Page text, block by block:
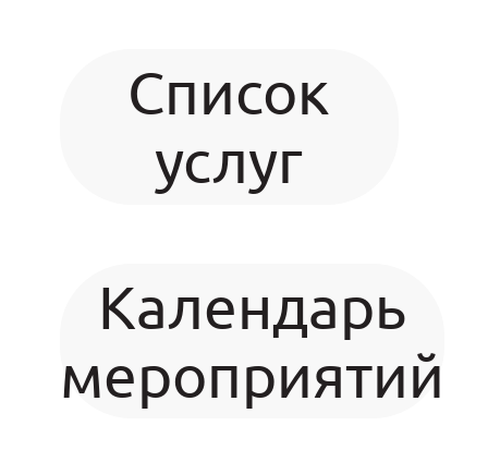
Список
услуг
Календарь
мероприятий